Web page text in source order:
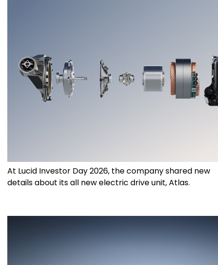
At Lucid Investor Day 2026, the company shared new
details about its all new electric drive unit, Atlas.